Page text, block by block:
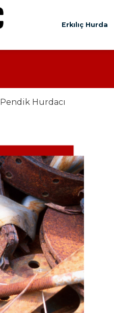
Erkılıç Hurda
Pendik Hurdacı